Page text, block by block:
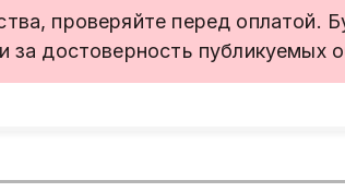
проверяйте перед оплатой.
за достоверность публикуемых